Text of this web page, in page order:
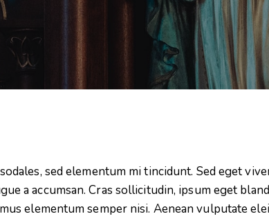
sed elementum mi tincidunt. Sed eget
a accumsan. Cras sollicitudin, ipsum eget
elementum semper nisi. Aenean vulputate